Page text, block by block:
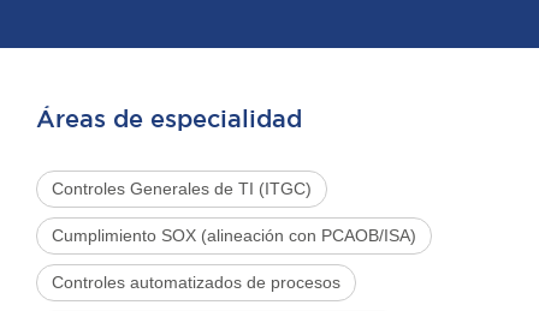
Áreas de especialidad
Controles Generales de TI (ITGC)
Cumplimiento SOX (alineación con PCAOB/ISA)
Controles automatizados de procesos